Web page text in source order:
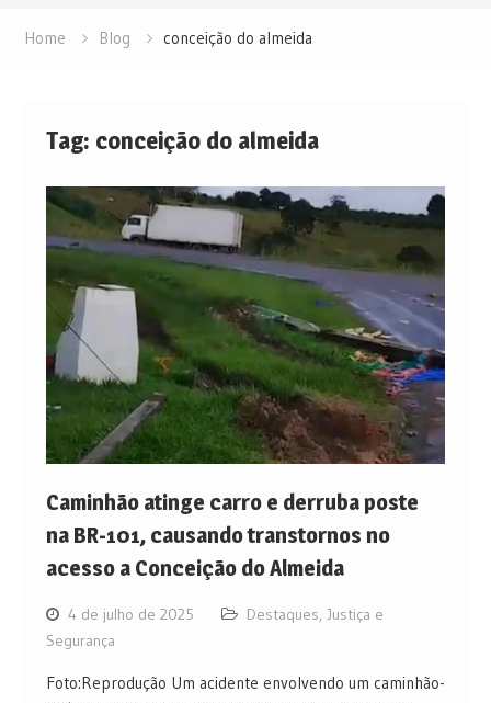
Home Blog conceição do almeida
Tag: conceição do almeida
Caminhão atinge carro e derruba poste
na BR-101, causando transtornos no
acesso a Conceição do Almeida
4 de julho de 2025 Destaques, Justiça e
Segurança
Foto:Reprodução Um acidente envolvendo um caminhão-